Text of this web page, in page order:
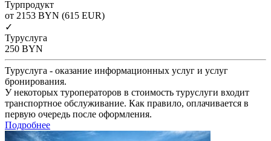
Турпродукт
от 2153 BYN (615 EUR)
✓
Туруслуга
250 BYN
Туруслуга - оказание информационных услуг и услуг
бронирования.
У некоторых туроператоров в стоимость туруслуги входит
транспортное обслуживание. Как правило, оплачивается в
первую очередь после оформления.
Подробнее